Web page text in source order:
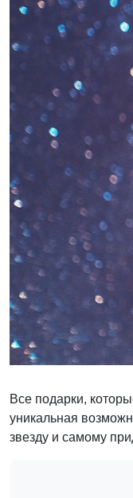
Все подарки,
уникальная
звезду и самому